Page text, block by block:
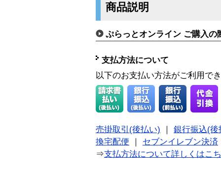
商品説明
ぷらっとオンライン ご購入の
支払方法について
以下のお支払い方法がご利用で
売掛取引(後払い)
銀行振込(後
換宅配便
セブンイレブン決済
⇒支払方法について詳しくはこ